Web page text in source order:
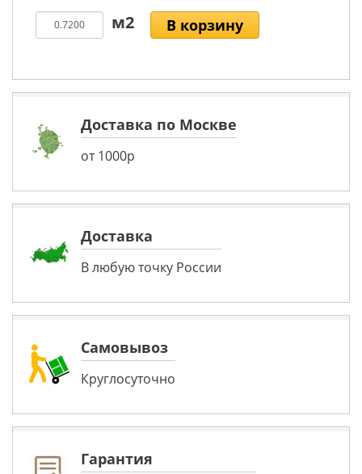
В корзину
Доставка по Москве
от 1000р
Доставка
В любую точку России
Самовывоз
Круглосуточно
Гарантия